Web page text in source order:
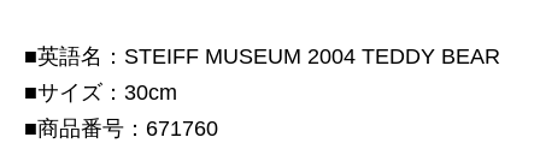
■英語名：STEIFF MUSEUM 2004 TEDDY BEAR
■サイズ：30cm
■商品番号：671760